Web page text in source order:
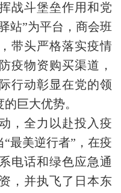
战斗堡垒作用和党
站”为平台，商会班
带头严格落实疫情
疫物资购买渠道，
行动彰显在党的领
巨大优势。
，全力以赴投入疫
最美逆行者”，在疫
电话和绿色应急通
，并执飞了日本东